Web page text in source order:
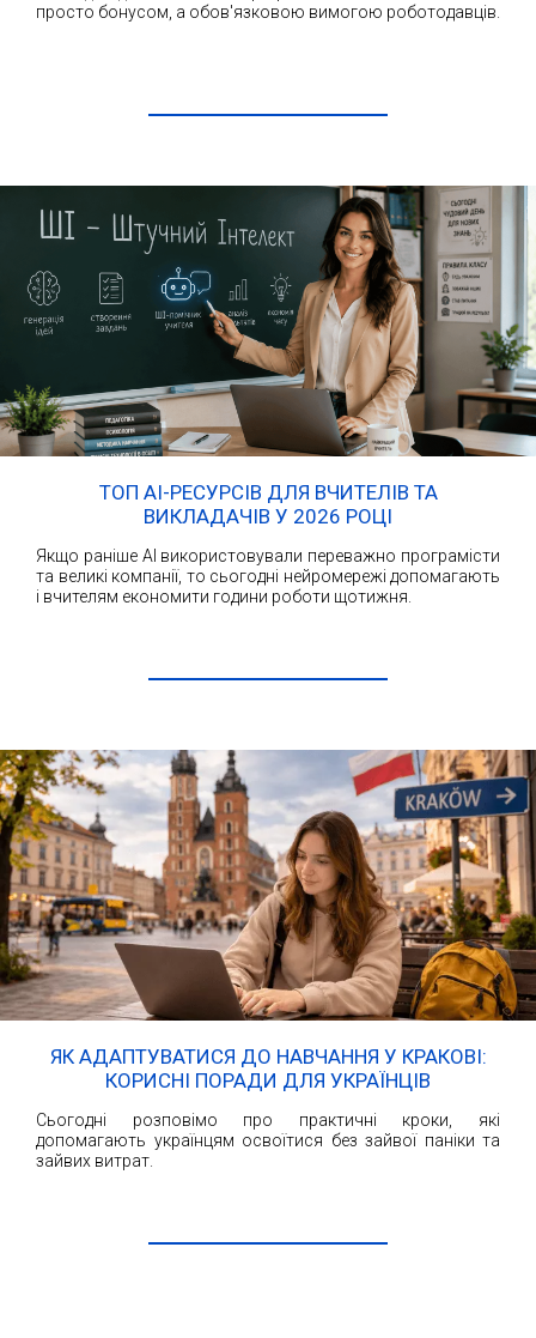
просто бонусом, а обов'язковою вимогою роботодавців.
ТОП AI-РЕСУРСІВ ДЛЯ ВЧИТЕЛІВ ТА
ВИКЛАДАЧІВ У 2026 РОЦІ
Якщо раніше AI використовували переважно програмісти
та великі компанії, то сьогодні нейромережі допомагають
і вчителям економити години роботи щотижня.
ЯК АДАПТУВАТИСЯ ДО НАВЧАННЯ У КРАКОВІ:
КОРИСНІ ПОРАДИ ДЛЯ УКРАЇНЦІВ
Сьогодні розповімо про практичні кроки, які
допомагають українцям освоїтися без зайвої паніки та
зайвих витрат.